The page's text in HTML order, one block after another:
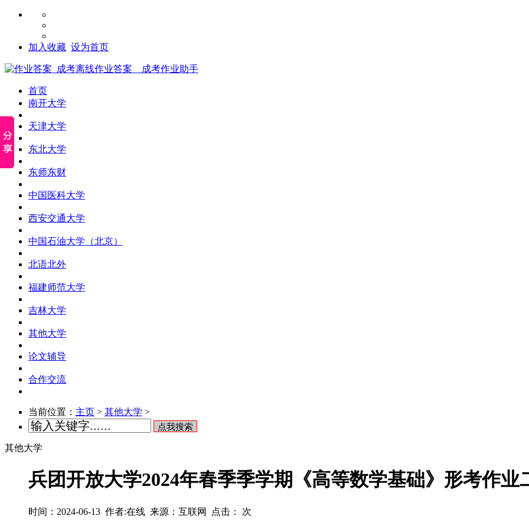
加入收藏 设为首页
首页
南开大学
天津大学
东北大学
东师东财
中国医科大学
西安交通大学
中国石油大学（北京）
北语北外
福建师范大学
吉林大学
其他大学
论文辅导
合作交流
当前位置： 主页 > 其他大学 >
点我搜索
其他大学
兵团开放大学2024年春季季学期《高等数学基础》形考作业
时间：2024-06-13 作者:在线 来源：互联网 点击： 次